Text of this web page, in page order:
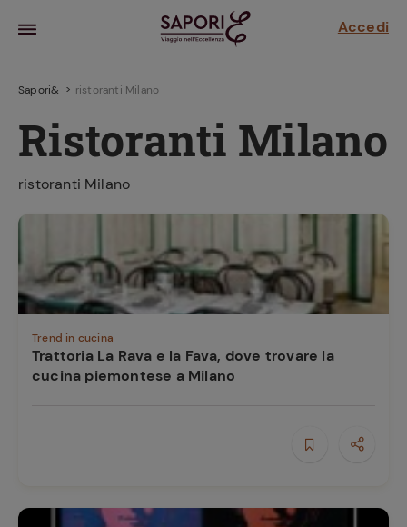
Accedi
la frutta
sensi di
Sapori& ristoranti Milano
Ristoranti Milano
ristoranti Milano
Trend in cucina
Trattoria La Rava e la Fava, dove trovare la
cucina piemontese a Milano